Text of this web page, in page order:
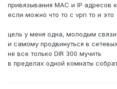
привязывания MAC и IP адресов
если можно что то с vpn то и это
цель у меня одна, молодым
и самому продвинуться в
не все только DIR 300 мучить
в пределах одной комнаты